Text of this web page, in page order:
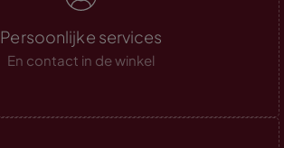
Persoonlijke services
En contact in de winkel